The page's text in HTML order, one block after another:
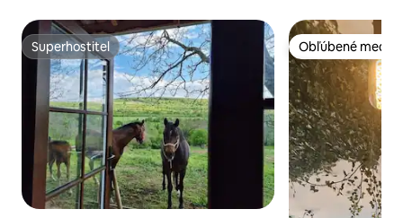
Superhostiteľ
Superhostiteľ Obľúbené medzi
Obľúbené medzi